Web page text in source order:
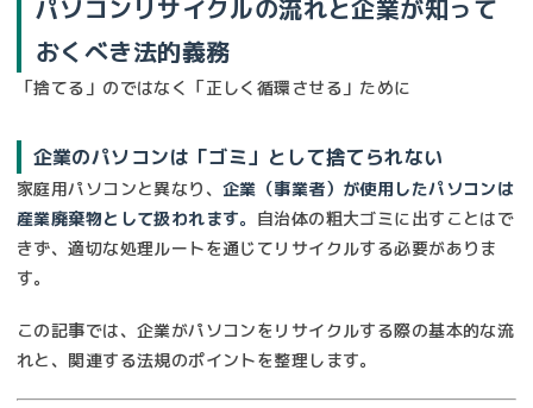
パソコンリサイクルの流れと企業が知って
おくべき法的義務
「捨てる」のではなく「正しく循環させる」ために
企業のパソコンは「ゴミ」として捨てられない
家庭用パソコンと異なり、企業（事業者）が使用したパソコンは
産業廃棄物として扱われます。 自治体の粗大ゴミに出すことはで
きず、適切な処理ルートを通じてリサイクルする必要がありま
す。
この記事では、企業がパソコンをリサイクルする際の基本的な流
れと、関連する法規のポイントを整理します。